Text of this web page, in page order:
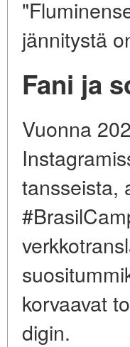
jännitystä
Fani ja
Vuonna
tansseista,
korvaavat
digin.